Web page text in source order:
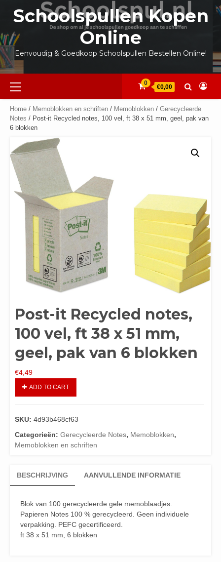
inhoud
Schoolspullen Kopen
Online
Eenvoudig & Goedkoop Schoolspullen Bestellen Online!
Primair
menu
0
€0,00
Home / Memoblokken en schriften / Memoblokken / Gerecycleerde
Notes / Post-it Recycled notes, 100 vel, ft 38 x 51 mm, geel, pak van
6 blokken
Post-it Recycled notes,
100 vel, ft 38 x 51 mm,
geel, pak van 6 blokken
€4,49
ADD TO CART
SKU: 4d93b468cf63
Categorieën: Gerecycleerde Notes, Memoblokken,
Memoblokken en schriften
BESCHRIJVING AANVULLENDE INFORMATIE
Blok van 100 gerecycleerde gele memoblaadjes.
Papieren Notes 100 % gerecycleerd. Geen individuele
verpakking. PEFC gecertificeerd.
ft 38 x 51 mm, 6 blokken